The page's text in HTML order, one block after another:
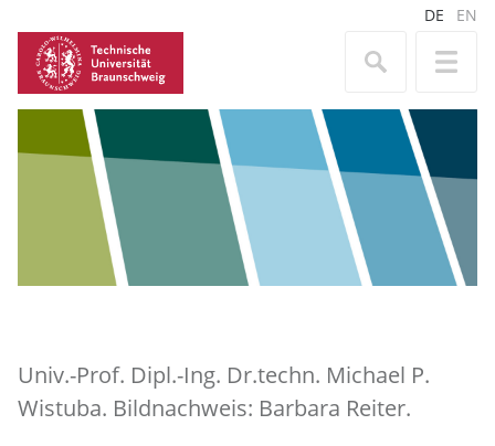
DE EN
Univ.-Prof. Dipl.-Ing. Dr.techn. Michael P.
Wistuba. Bildnachweis: Barbara Reiter.